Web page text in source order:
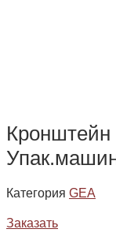
Категория GEA
Заказать